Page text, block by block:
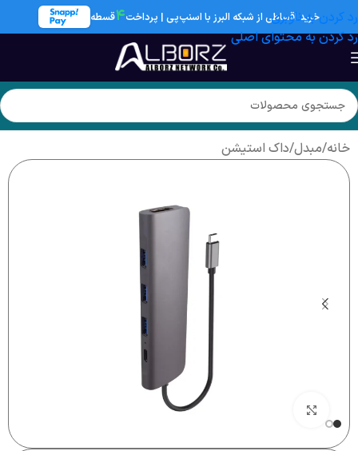
خرید اقساطی از شبکه البرز با اسنپ‌پی | پرداخت۴قسطه
رد کردن به ناوبری
رد کردن به محتوای اصلی
خانه/مبدل/داک استیشن